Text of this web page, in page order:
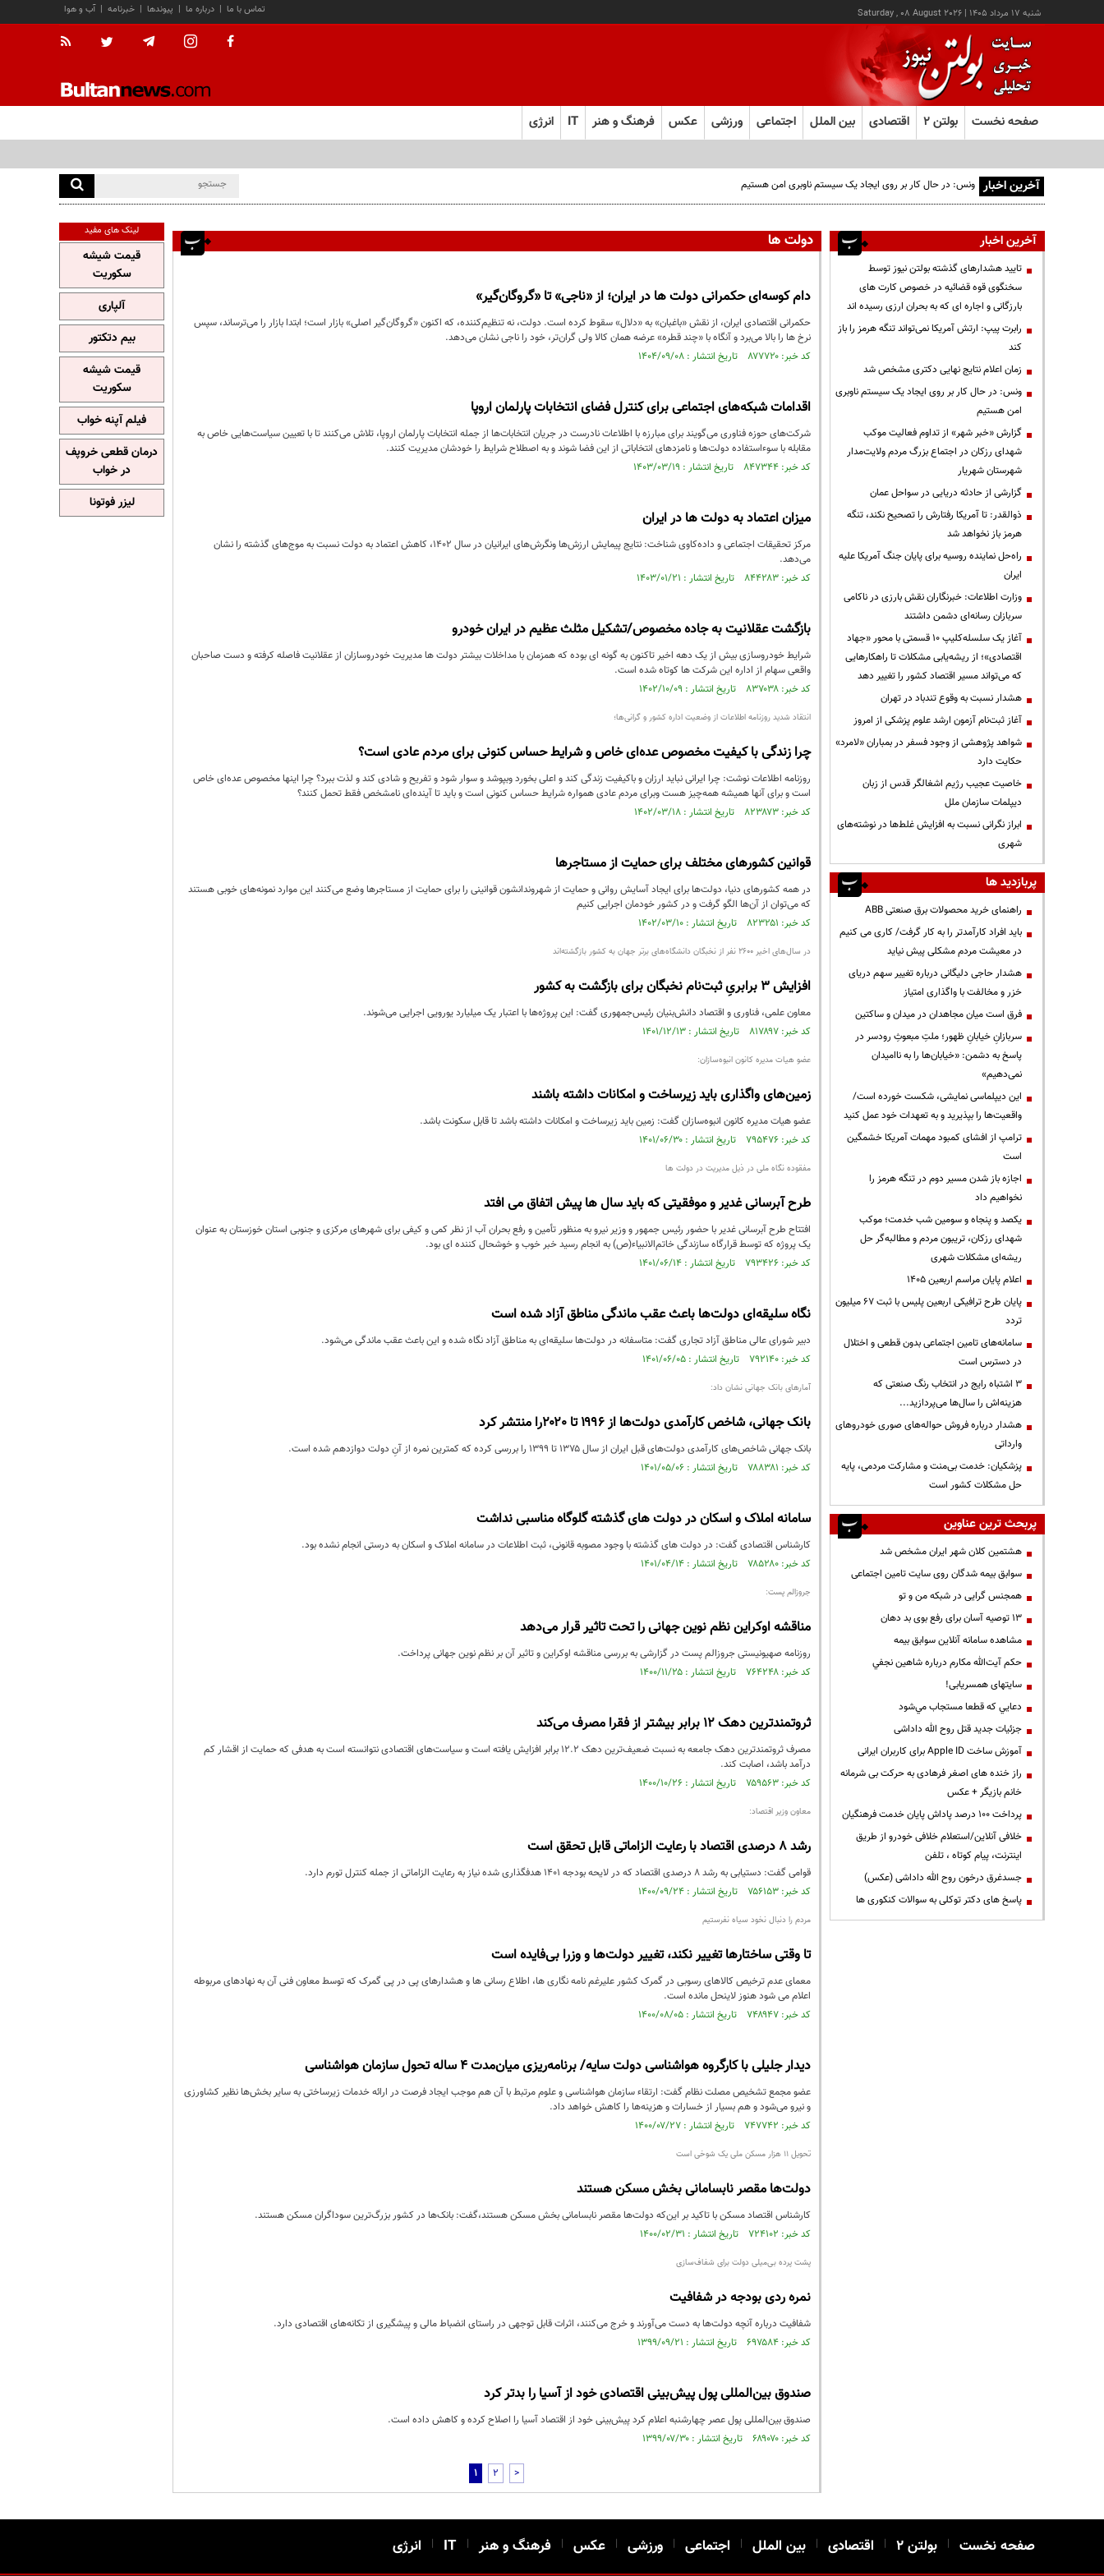
شنبه ۱۷ مرداد ۱۴۰۵ |
Saturday , 08 August 2026 آب و هوا | خبرنامه | پیوندها | درباره ما | تماس با ما
صفحه نخست بولتن ۲ اقتصادی بین الملل اجتماعی ورزشی عکس فرهنگ و هنر IT انرژی
آخرین اخبار ونس: در حال کار بر روی ایجاد یک سیستم ناوبری امن هستیم
دولت ها
دام کوسه‌ای حکمرانی دولت ها در ایران؛ از «ناجی» تا «گروگان‌گیر»
حکمرانی اقتصادی ایران، از نقش «باغبان» به «دلال» سقوط کرده است. دولت، نه تنظیم‌کننده، که اکنون «گروگان‌گیر اصلی» بازار است؛ ابتدا بازار را می‌ترساند، سپس
نرخ ها را بالا می‌برد و آنگاه با «چند قطره» عرضه همان کالا ولی گران‌تر، خود را ناجی نشان می‌دهد.
کد خبر: ۸۷۷۷۲۰ تاریخ انتشار : ۱۴۰۴/۰۹/۰۸
اقدامات شبکه‌های اجتماعی برای کنترل فضای انتخابات پارلمان اروپا
شرکت‌های حوزه فناوری می‌گویند برای مبارزه با اطلاعات نادرست در جریان انتخابات‌ها از جمله انتخابات پارلمان اروپا، تلاش می‌کنند تا با تعیین سیاست‌هایی خاص به
مقابله با سوءاستفاده دولت‌ها و نامزدهای انتخاباتی از این فضا شوند و به اصطلاح شرایط را خودشان مدیریت کنند.
کد خبر: ۸۴۷۳۴۴ تاریخ انتشار : ۱۴۰۳/۰۳/۱۹
میزان اعتماد به دولت ها در ايران
مرکز تحقیقات اجتماعی و داده‌کاوی شناخت: نتایج پیمایش ارزش‌ها ونگرش‌های ایرانیان در سال ۱۴۰۲، کاهش اعتماد به دولت نسبت به موج‌های گذشته را نشان
می‌دهد.
کد خبر: ۸۴۴۲۸۳ تاریخ انتشار : ۱۴۰۳/۰۱/۲۱
بازگشت عقلانیت به جاده مخصوص/تشکیل مثلث عظیم در ایران خودرو
شرایط خودروسازی بیش از یک دهه اخیر تاکنون به گونه ای بوده که همزمان با مداخلات بیشتر دولت ها مدیریت خودروسازان از عقلانیت فاصله کرفته و دست صاحبان
واقعی سهام از اداره این شرکت ها کوتاه شده است.
کد خبر: ۸۳۷۰۳۸ تاریخ انتشار : ۱۴۰۲/۱۰/۰۹
انتقاد شدید‌ روزنامه اطلاعات از وضعیت اداره کشور و گرانی‌ها؛
چرا زندگی با کیفیت مخصوص عده‌ای خاص و شرایط حساس کنونی برای مردم عادی است؟
روزنامه اطلاعات نوشت: چرا ایرانی نباید ارزان و باکیفیت زندگی کند و اعلی بخورد وبپوشد و سوار شود و تفریح و شادی کند و لذت ببرد؟ چرا اینها مخصوص عده‌ای خاص
است و برای آنها همیشه همه‌چیز هست وبرای مردم عادی همواره شرایط حساس کنونی است و باید تا آینده‌ای نامشخص فقط تحمل کنند؟
کد خبر: ۸۲۳۸۷۳ تاریخ انتشار : ۱۴۰۲/۰۳/۱۸
قوانین کشورهای مختلف برای حمایت از مستاجرها
در همه کشور‌های دنیا، دولت‌ها برای ایجاد آسایش روانی و حمایت از شهروندانشون قوانینی را برای حمایت از مستاجر‌ها وضع می‌کنند این موارد نمونه‌های خوبی هستند
که می‌توان از آن‌ها الگو گرفت و در کشور خودمان اجرایی کنیم
کد خبر: ۸۲۳۲۵۱ تاریخ انتشار : ۱۴۰۲/۰۳/۱۰
در سال‌های اخیر ۲۶۰۰ نفر از نخبگان دانشگاه‌های برتر جهان به کشور بازگشته‌اند
افزایش ۳ برابریِ ثبت‌نام نخبگان برای بازگشت به کشور
معاون علمی، فناوری و اقتصاد دانش‌بنیان رئیس‌جمهوری گفت: این پروژه‌ها با اعتبار یک میلیارد یورویی اجرایی می‌شوند.
کد خبر: ۸۱۷۸۹۷ تاریخ انتشار : ۱۴۰۱/۱۲/۱۳
عضو هیات مدیره کانون انبوه‌سازان:
زمین‌های واگذاری باید زیرساخت و امکانات داشته باشند
عضو هیات مدیره کانون انبوه‌سازان گفت: زمین باید زیرساخت و امکانات داشته باشد تا قابل سکونت باشد.
کد خبر: ۷۹۵۴۷۶ تاریخ انتشار : ۱۴۰۱/۰۶/۳۰
مفقوده نگاه ملی در ذیل مدیریت در دولت ها
طرح آبرسانی غدیر و موفقیتی که باید سال ها پیش اتفاق می افتد
افتتاح طرح آبرسانی غدیر با حضور رئیس جمهور و وزیر نیرو به منظور تأمین و رفع بحران آب از نظر کمی و کیفی برای شهرهای مرکزی و جنوبی استان خوزستان به عنوان
یک پروژه که توسط قرارگاه سازندگی خاتم‌الانبیاء(ص) به انجام رسید خبر خوب و خوشحال کننده ای بود.
کد خبر: ۷۹۳۴۲۶ تاریخ انتشار : ۱۴۰۱/۰۶/۱۴
نگاه سلیقه‌ای دولت‌ها باعث عقب ماندگی مناطق آزاد شده است
دبیر شورای عالی مناطق آزاد تجاری گفت: متاسفانه در دولت‌ها سلیقه‌ای به مناطق آزاد نگاه شده و این باعث عقب ماندگی می‌شود.
کد خبر: ۷۹۲۱۴۰ تاریخ انتشار : ۱۴۰۱/۰۶/۰۵
آمار‌های بانک جهانی نشان داد:
بانک جهانی، شاخص کارآمدی دولت‌ها از ۱۹۹۶ تا ۲۰۲۰را منتشر کرد
بانک جهانی شاخص‌های کارآمدی دولت‌های قبل ایران از سال ۱۳۷۵ تا ۱۳۹۹ را بررسی کرده که کمترین نمره از آنِ دولت دوازدهم شده است.
کد خبر: ۷۸۸۳۸۱ تاریخ انتشار : ۱۴۰۱/۰۵/۰۶
سامانه املاک و اسکان در دولت های گذشته گلوگاه مناسبی نداشت
کارشناس اقتصادی گفت: در دولت های گذشته با وجود مصوبه قانونی، ثبت اطلاعات در سامانه املاک و اسکان به درستی انجام نشده بود.
کد خبر: ۷۸۵۲۸۰ تاریخ انتشار : ۱۴۰۱/۰۴/۱۴
جروزالم پست:
مناقشه اوکراین نظم نوین جهانی را تحت تاثیر قرار می‌دهد
روزنامه صهیونیستی جروزالم پست در گزارشی به بررسی مناقشه اوکراین و تاثیر آن بر نظم نوین جهانی پرداخت.
کد خبر: ۷۶۴۲۴۸ تاریخ انتشار : ۱۴۰۰/۱۱/۲۵
ثروتمندترین دهک 12 برابر بیشتر از فقرا مصرف می‌کند
مصرف ثروتمندترین دهک جامعه به نسبت ضعیف‌ترین دهک 12.2 برابر افزایش یافته است و سیاست‌‌های اقتصادی نتوانسته است به هدفی که حمایت از اقشار کم‌
درآمد باشد، اصابت کند.
کد خبر: ۷۵۹۵۶۳ تاریخ انتشار : ۱۴۰۰/۱۰/۲۶
معاون وزیر اقتصاد:
رشد ۸ درصدی اقتصاد با رعایت الزاماتی قابل تحقق است
قوامی گفت: دستیابی به رشد ۸ درصدی اقتصاد که در لایحه بودجه ۱۴۰۱ هدفگذاری شده نیاز به رعایت الزاماتی از جمله کنترل تورم دارد.
کد خبر: ۷۵۶۱۵۳ تاریخ انتشار : ۱۴۰۰/۰۹/۲۴
مردم را دنبال نخود سیاه نفرستیم
تا وقتی ساختارها تغییر نکند، تغییر دولت‌ها و وزرا بی‌فایده است
معمای عدم ترخیص کالاهای رسوبی در گمرک کشور علیرغم نامه نگاری ها، اطلاع رسانی ها و هشدارهای پی در پی گمرک که توسط معاون فنی آن به نهادهای مربوطه
اعلام می شود هنوز لاینحل مانده است.
کد خبر: ۷۴۸۹۴۷ تاریخ انتشار : ۱۴۰۰/۰۸/۰۵
دیدار جلیلی با کارگروه هواشناسی دولت سایه/ برنامه‌ریزی میان‌مدت 4 ساله تحول سازمان هواشناسی
عضو مجمع تشخیص مصلت نظام گفت: ارتقاء سازمان هواشناسی و علوم مرتبط با آن هم موجب ایجاد فرصت در ارائه خدمات زیرساختی به سایر بخش‌ها نظیر کشاورزی
و نیرو می‌شود و هم بسیار از خسارات و هزینه‌ها را کاهش خواهد داد.
کد خبر: ۷۴۷۷۴۲ تاریخ انتشار : ۱۴۰۰/۰۷/۲۷
تحویل ۱۱ هزار مسکن ملی یک شوخی است
دولت‌ها مقصر نابسامانی بخش مسکن هستند
کارشناس اقتصاد مسکن با تاکید بر این‌که دولت‌ها مقصر نابسامانی بخش مسکن هستند‌،گفت: بانک‌ها در کشور بزرگ‌ترین سوداگران مسکن هستند.
کد خبر: ۷۲۴۱۰۲ تاریخ انتشار : ۱۴۰۰/۰۲/۳۱
پشت پرده بی‌میلی دولت‌ برای شفاف‌سازی
نمره ردی بودجه در شفافیت
شفافیت درباره آنچه دولت‌ها به دست می‌آورند و خرج می‌کنند، اثرات قابل توجهی در راستای انضباط مالی و پیشگیری از تکانه‌های اقتصادی دارد.
کد خبر: ۶۹۷۵۸۴ تاریخ انتشار : ۱۳۹۹/۰۹/۲۱
صندوق بین‌المللی پول پیش‌بینی اقتصادی خود از آسیا را بدتر کرد
صندوق بین‌المللی پول عصر چهارشنبه اعلام کرد پیش‌بینی خود از اقتصاد آسیا را اصلاح کرده و کاهش داده است.
کد خبر: ۶۸۹۰۷۰ تاریخ انتشار : ۱۳۹۹/۰۷/۳۰
1 2 >
آخرین اخبار
تایید هشدارهای گذشته بولتن نیوز توسط
سخنگوی قوه قضائیه در خصوص کارت های
بارزگانی و اجاره ای که به بحران ارزی رسیده اند
رابرت پیپ: ارتش آمریکا نمی‌تواند تنگه هرمز را باز
کند
زمان اعلام نتایج نهایی دکتری مشخص شد
ونس: در حال کار بر روی ایجاد یک سیستم ناوبری
امن هستیم
گزارش «خبر شهر» از تداوم فعالیت موکب
شهدای رزکان در اجتماع بزرگ مردم ولایت‌مدار
شهرستان شهریار
گزارشی از حادثه دریایی در سواحل عمان
ذوالقدر: تا آمریکا رفتارش را تصحیح نکند، تنگه
هرمز باز نخواهد شد
راه‌حل نماینده روسیه برای پایان جنگ آمریکا علیه
ایران
وزارت اطلاعات: خبرنگاران نقش بارزی در ناکامی
سربازان رسانه‌ای دشمن داشتند
آغاز یک سلسله‌کلیپ ۱۰ قسمتی با محور «جهاد
اقتصادی»؛ از ریشه‌یابی مشکلات تا راهکارهایی
که می‌تواند مسیر اقتصاد کشور را تغییر دهد
هشدار نسبت به وقوع تندباد در تهران
آغاز ثبت‌نام آزمون ارشد علوم پزشکی از امروز
شواهد پژوهشی از وجود فسفر در بمباران «لامرد»
حکایت دارد
خاصیت عجیب رژیم اشغالگر قدس از زبان
دیپلمات سازمان ملل
ابراز نگرانی نسبت به افزایش غلط‌ها در نوشته‌های
شهری
پربازدید ها
راهنمای خرید محصولات برق صنعتی ABB
باید افراد کارآمدتر را به کار گرفت/ کاری می کنیم
در معیشت مردم مشکلی پیش نیاید
هشدار حاجی دلیگانی درباره تغییر سهم دریای
خزر و مخالفت با واگذاری امتیاز
فرق است میان مجاهدان در میدان و ساکتین
سربازانِ خیابانِ ظهور؛ ملتِ مبعوثِ رودسر در
پاسخ به دشمن: «خیابان‌ها را به ناامیدان
نمی‌دهیم»
این دیپلماسی نمایشی، شکست خورده است/
واقعیت‌ها را بپذیرید و به تعهدات خود عمل کنید
ترامپ از افشای کمبود مهمات آمریکا خشمگین
است
اجازه باز شدن مسیر دوم در تنگه هرمز را
نخواهیم داد
یکصد و پنجاه و سومین شب خدمت؛ موکب
شهدای رزکان، تریبون مردم و مطالبه‌گر حل
ریشه‌ای مشکلات شهری
اعلام پایان مراسم اربعین ۱۴۰۵
پایان طرح ترافیکی اربعین پلیس با ثبت ۶۷ میلیون
تردد
سامانه‌های تامین اجتماعی بدون قطعی و اختلال
در دسترس است
3 اشتباه رایج در انتخاب رنگ صنعتی که
هزینه‌اش را سال‌ها می‌پردازید...
هشدار درباره فروش حواله‌های صوری خودروهای
وارداتی
پزشکیان: خدمت بی‌منت و مشارکت مردمی، پایه
حل مشکلات کشور است
پربحث ترین عناوین
هشتمین کلان شهر ایران مشخص شد
سوابق بیمه شدگان روی سایت تامین اجتماعی
همجنس گرایی در شبکه من و تو
13 توصیه آسان برای رفع بوی بد دهان
مشاهده سامانه آنلاين سوابق بیمه
حكم آيت‌الله مكارم درباره شاهين نجفي
سایتهای همسریابی!
دعايي كه قطعا مستجاب مي‌شود
جزئیات جدید قتل روح الله داداشی
آموزش ساخت Apple ID برای کاربران ایرانی
راز خنده های اصغر فرهادی به حرکت بی شرمانه
خانم بازیگر + عکس
پرداخت ۱۰۰ درصد پاداش پایان خدمت فرهنگیان
خلافی آنلاین/استعلام خلافی خودرو از طریق
اینترنت، پیام کوتاه ، تلفن
جسدغرق درخون روح الله داداشی (عکس)
پاسخ های دکتر توکلی به سوالات کنکوری ها
لینک های مفید
قیمت شیشه
سکوریت
آلپاری
بیم دتکتور
قیمت شیشه
سکوریت
فیلم آپنه خواب
درمان قطعی خروپف
در خواب
لیزر فوتونا
صفحه نخست | بولتن ۲ | اقتصادی | بین الملل | اجتماعی | ورزشی | عکس | فرهنگ و هنر |
IT
| انرژی